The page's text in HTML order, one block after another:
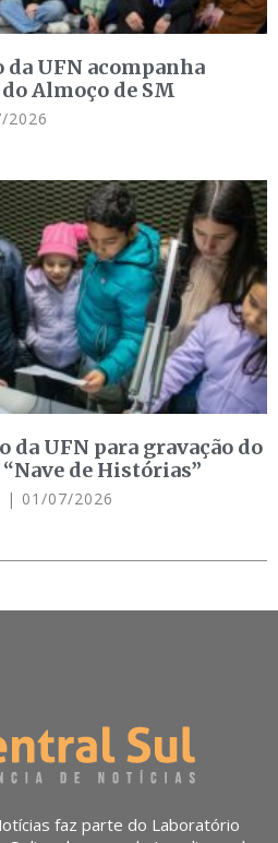
UFN acompanha
Almoço de SM
2026
UFN para gravação do
de Histórias”
01/07/2026
faz parte do Laboratório